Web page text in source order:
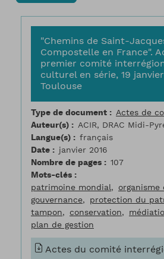
"Chemins de Saint-
Compostelle en France".
premier comité
culturel en série, 19 janvier
Toulouse
Type de document
Actes de
Auteur(s)
ACIR, DRAC Midi-
Langue(s)
français
Date
janvier 2016
Nombre de pages
107
Mots-clés
patrimoine mondial
organisme
gouvernance
protection du
tampon
conservation
plan de gestion
Actes du comité